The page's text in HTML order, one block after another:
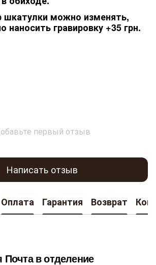
шкатулки можно изменять,
наносить гравировку +35 грн.
первый отзыв
Написать отзыв
Оплата Гарантия Возврат
в отделение